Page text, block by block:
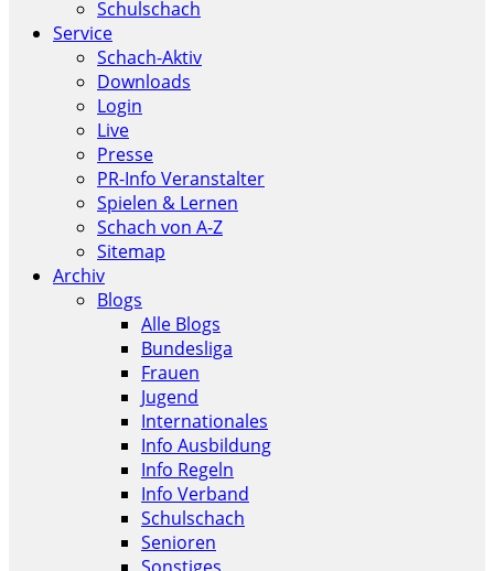
Schulschach
Service
Schach-Aktiv
Downloads
Login
Live
Presse
PR-Info Veranstalter
Spielen & Lernen
Schach von A-Z
Sitemap
Archiv
Blogs
Alle Blogs
Bundesliga
Frauen
Jugend
Internationales
Info Ausbildung
Info Regeln
Info Verband
Schulschach
Senioren